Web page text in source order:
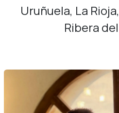
Uruñuela, La
Ribera